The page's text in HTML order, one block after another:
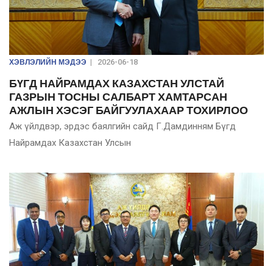
ХЭВЛЭЛИЙН МЭДЭЭ | 2026-06-18
БҮГД НАЙРАМДАХ КАЗАХСТАН УЛСТАЙ
ГАЗРЫН ТОСНЫ САЛБАРТ ХАМТАРСАН
АЖЛЫН ХЭСЭГ БАЙГУУЛАХААР ТОХИРЛОО
Аж үйлдвэр, эрдэс баялгийн сайд Г.Дамдинням Бүгд
Найрамдах Казахстан Улсын